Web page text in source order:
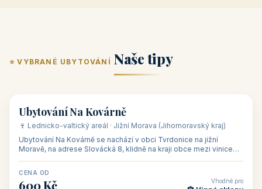
⭐ VYBRANÉ UBYTOVÁNÍ Naše tipy
🏡 penzion
Ubytování Na Kovárně
🍷 Lednicko-valtický areál · Jižní Morava (Jihomoravský kraj)
Ubytování Na Kovárně se nachází v obci Tvrdonice na jižní
Moravě, na adrese Slovácká 8, klidně na kraji obce mezi vinicemi,
CENA OD
600 Kč Vhodné pro